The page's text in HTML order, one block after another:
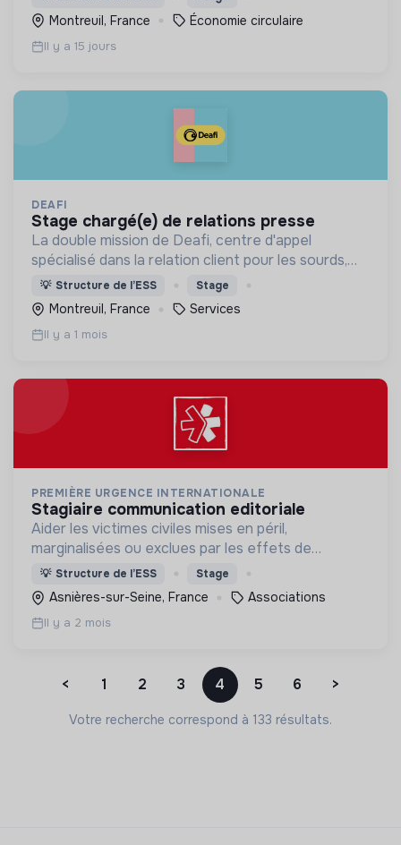
Montreuil, France Économie circulaire
Il y a 15 jours
DEAFI
stage chargé(e) de relations presse
La double mission de Deafi, centre d'appel
spécialisé dans la relation client pour les sourds,
est de développer l'employabilité des personnes
sourdes tout en œuvrant pour l'accessibilité.
💡 Structure de l’ESS Stage
Montreuil, France Services
Il y a 1 mois
PREMIÈRE URGENCE INTERNATIONALE
stagiaire communication editoriale
Aider les victimes civiles mises en péril,
marginalisées ou exclues par les effets de
catastrophes naturelles, de guerres et de
situations d’effondrement économique.
💡 Structure de l’ESS Stage
Asnières-sur-Seine, France Associations
Il y a 2 mois
< 1 2 3 4 5 6 >
Votre recherche correspond à 133 résultats.